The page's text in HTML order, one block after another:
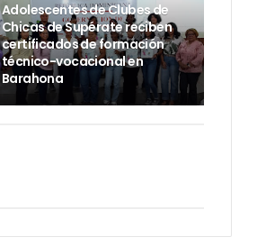
Adolescentes de Clubes de
Chicas de Supérate reciben
certificados de formación
técnico-vocacional en
Barahona